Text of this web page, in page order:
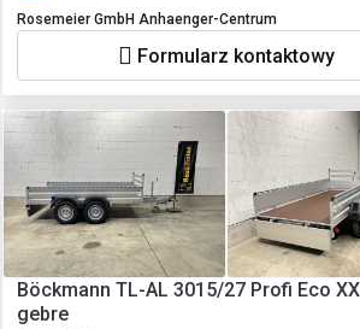
Rosemeier GmbH Anhaenger-Centrum
Formularz kontaktowy
Böckmann TL-AL 3015/27 Profi Eco
gebre